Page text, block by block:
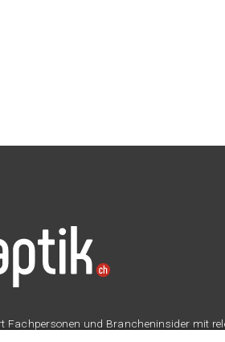
Fachpersonen und Brancheninsider mit